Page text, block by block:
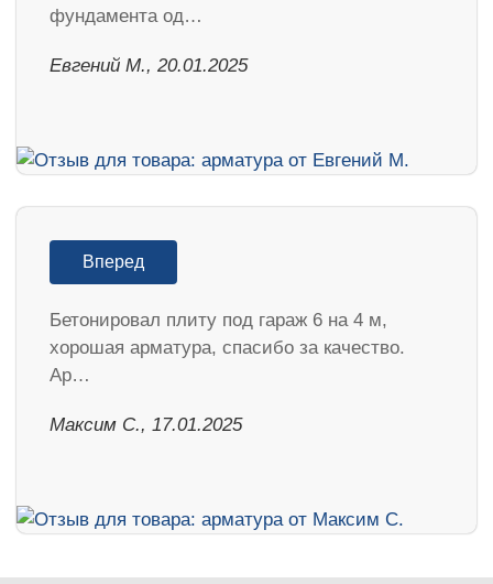
фундамента од…
​Евгений М., 20.01.2025
Вперед
Бетонировал плиту под гараж 6 на 4 м,
хорошая арматура, спасибо за качество.
Ар…
Максим С., 17.01.2025